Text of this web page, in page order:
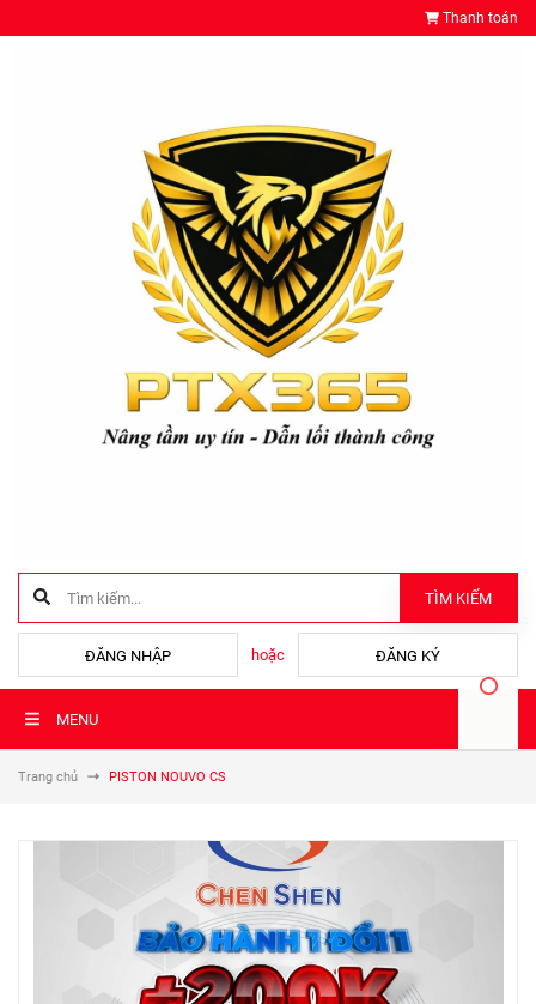
Thanh toán
TÌM KIẾM
ĐĂNG NHẬP hoặc ĐĂNG KÝ
MENU
Trang chủ PISTON NOUVO CS